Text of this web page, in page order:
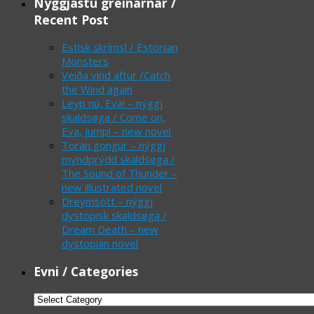
Recent Post
Estisk skrímsl / Estonian
Monsters
Veiða vind aftur /Catch
the Wind again
Leyp nú, Eva! – nýggj
skaldsøga / Come on,
Eva, jump! – new novel
Toran gongur – nýggj
myndprýdd skaldsøga /
The Sound of Thunder –
new illustrated novel
Dreymsótt – nýggj
dystopisk skaldsøga /
Dream Death – new
dystopian novel
Evni / Categories
Evni